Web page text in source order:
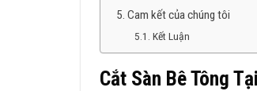
Cam kết của chúng tôi
Kết Luận
Cắt Sàn Bê Tông